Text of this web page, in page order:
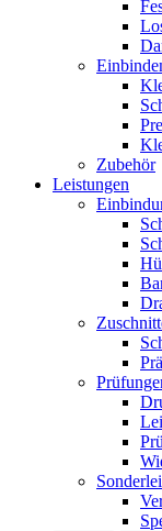
Zubehör
Leistungen